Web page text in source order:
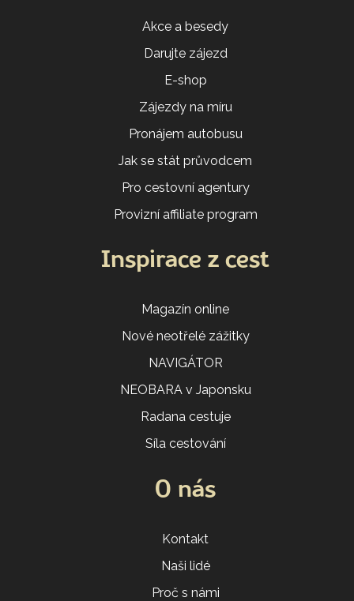
Akce a besedy
Darujte zájezd
E-shop
Zájezdy na míru
Pronájem autobusu
Jak se stát průvodcem
Pro cestovní agentury
Provizní affiliate program
Inspirace z cest
Magazín online
Nové neotřelé zážitky
NAVIGÁTOR
NEOBARA v Japonsku
Radana cestuje
Síla cestování
O nás
Kontakt
Naši lidé
Proč s námi